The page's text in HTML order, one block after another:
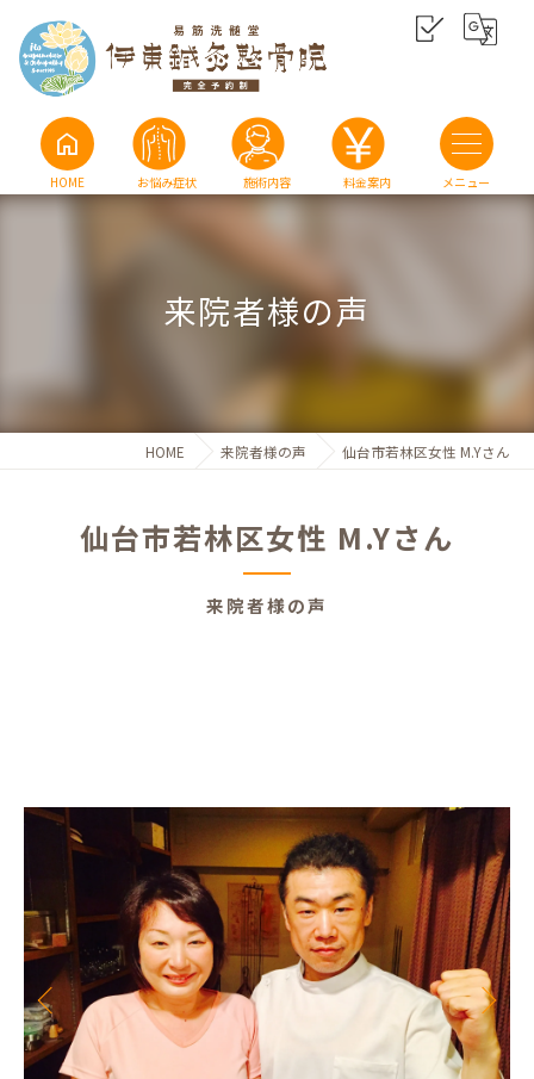
home
HOME お悩み症状 施術内容 料金案内
来院者様の声
HOME 来院者様の声 仙台市若林区女性 M.Yさん
来院者様の声
仙台市若林区女性 M.Yさん